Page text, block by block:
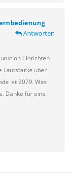
Antworten
Einrichten
Lautstärke über
ist 2079. Was
Danke für eine